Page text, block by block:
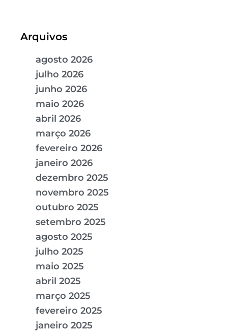
Arquivos
agosto 2026
julho 2026
junho 2026
maio 2026
abril 2026
março 2026
fevereiro 2026
janeiro 2026
dezembro 2025
novembro 2025
outubro 2025
setembro 2025
agosto 2025
julho 2025
maio 2025
abril 2025
março 2025
fevereiro 2025
janeiro 2025